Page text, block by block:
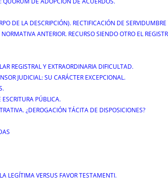
DE LA DESCRIPCIÓN). RECTIFICACIÓN DE SERVIDUMBRE
ANTERIOR. RECURSO SIENDO OTRO EL
REGISTRAL Y EXTRAORDINARIA DIFICULTAD.
JUDICIAL: SU CARÁCTER EXCEPCIONAL.
PÚBLICA.
¿DEROGACIÓN TÁCITA DE DISPOSICIONES?
LEGÍTIMA VERSUS FAVOR TESTAMENTI.